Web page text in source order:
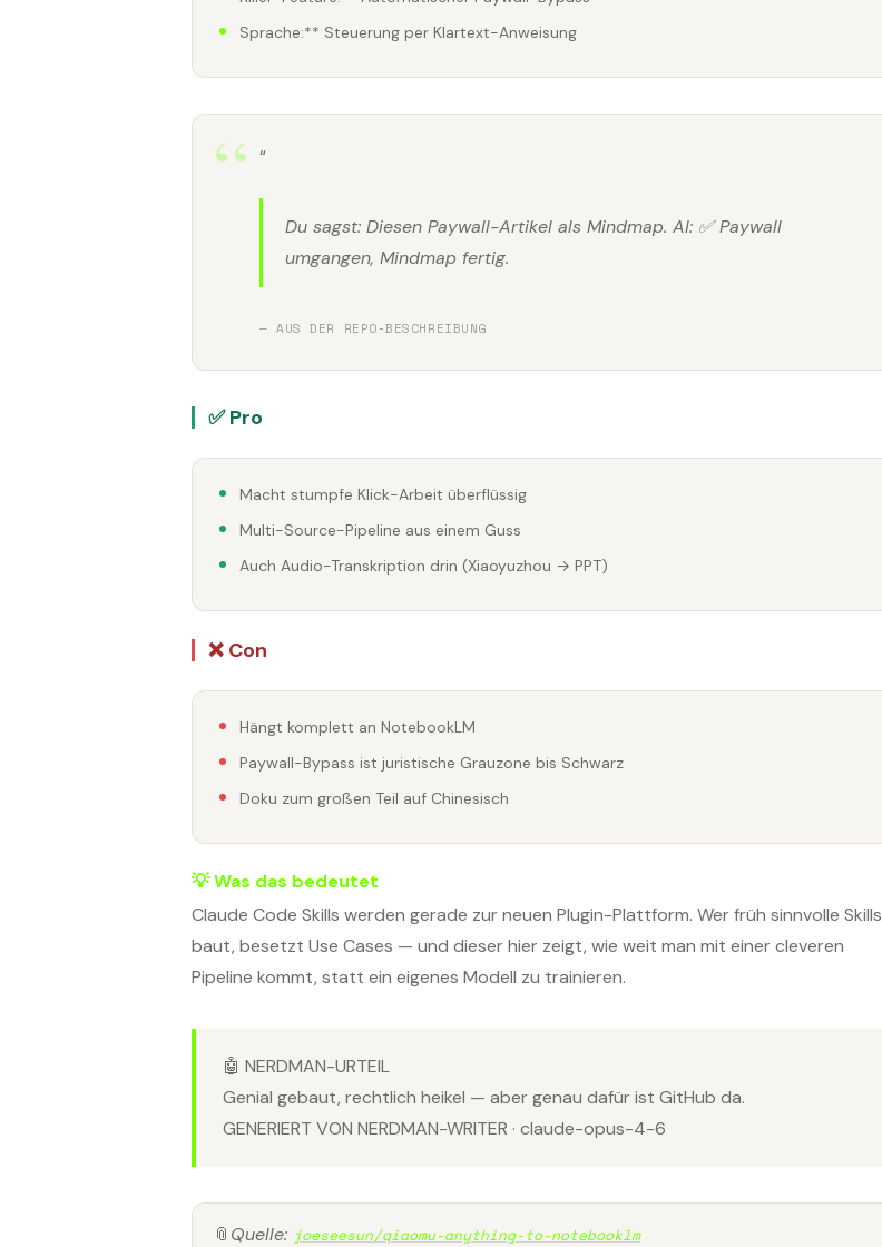
Sprache:** Steuerung per Klartext-Anweisung
“
Du sagst: Diesen Paywall-Artikel als Mindmap. AI: ✅ Paywall
umgangen, Mindmap fertig.
— AUS DER REPO-BESCHREIBUNG
✅ Pro
Macht stumpfe Klick-Arbeit überflüssig
Multi-Source-Pipeline aus einem Guss
Auch Audio-Transkription drin (Xiaoyuzhou → PPT)
❌ Con
Hängt komplett an NotebookLM
Paywall-Bypass ist juristische Grauzone bis Schwarz
Doku zum großen Teil auf Chinesisch
💡 Was das bedeutet
Claude Code Skills werden gerade zur neuen Plugin-Plattform. Wer früh sinnvolle Skills
baut, besetzt Use Cases — und dieser hier zeigt, wie weit man mit einer cleveren
Pipeline kommt, statt ein eigenes Modell zu trainieren.
🤖 NERDMAN-URTEIL
Genial gebaut, rechtlich heikel — aber genau dafür ist GitHub da.
GENERIERT VON NERDMAN-WRITER · claude-opus-4-6
📎 Quelle: joeseesun/qiaomu-anything-to-notebooklm